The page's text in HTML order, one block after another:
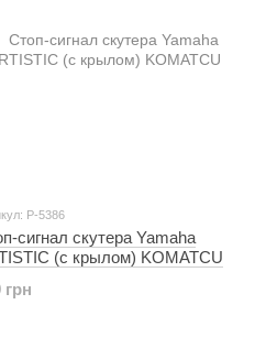
P-5386
сигнал скутера Yamaha
(с крылом) KOMATCU
грн